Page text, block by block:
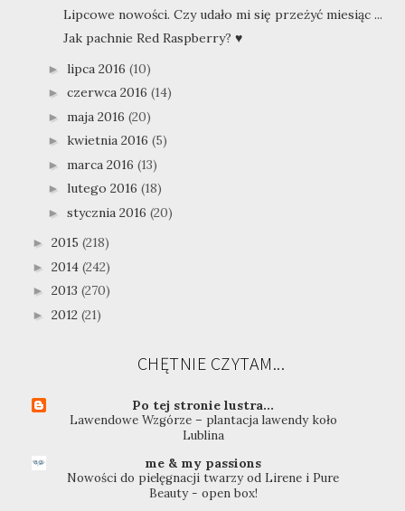
Lipcowe nowości. Czy udało mi się przeżyć miesiąc ...
Jak pachnie Red Raspberry? ♥
► lipca 2016 (10)
► czerwca 2016 (14)
► maja 2016 (20)
► kwietnia 2016 (5)
► marca 2016 (13)
► lutego 2016 (18)
► stycznia 2016 (20)
► 2015 (218)
► 2014 (242)
► 2013 (270)
► 2012 (21)
CHĘTNIE CZYTAM...
Po tej stronie lustra...
Lawendowe Wzgórze – plantacja lawendy koło
Lublina
me & my passions
Nowości do pielęgnacji twarzy od Lirene i Pure
Beauty - open box!